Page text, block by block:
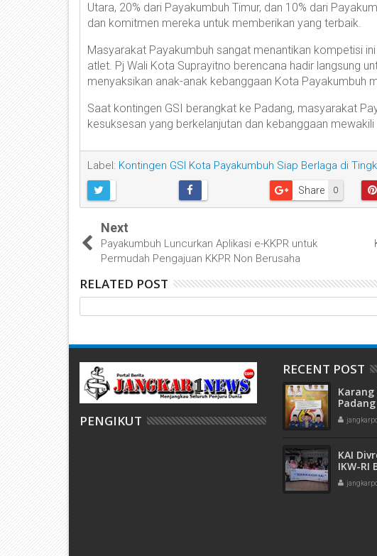
Utara, 20% dari Payakumbuh Timur, dan 10% dari
dan komitmen mereka untuk memberikan yang terbaik.
Masyarakat Payakumbuh sangat menantikan kompetisi
atlet. Pj Wali Kota Suprayitno berencana hadir langsung
menyaksikan anak-anak kebanggaan Kota Payakumbuh
Saat kontingen GSI berangkat ke Padang, masyarakat
kesuksesan yang berkelanjutan dan kebanggaan
Label: Kontingen GSI Kota Payakumbuh Siap Berlaga di
0
Share
Next
Payakumbuh Luncurkan Aplikasi e-KKPR untuk
Permudah Pengajuan KKPR Non Berusaha
RELATED POST
PENGIKUT
RECENT POST
HUT
KAI
IKW-RI
Panti